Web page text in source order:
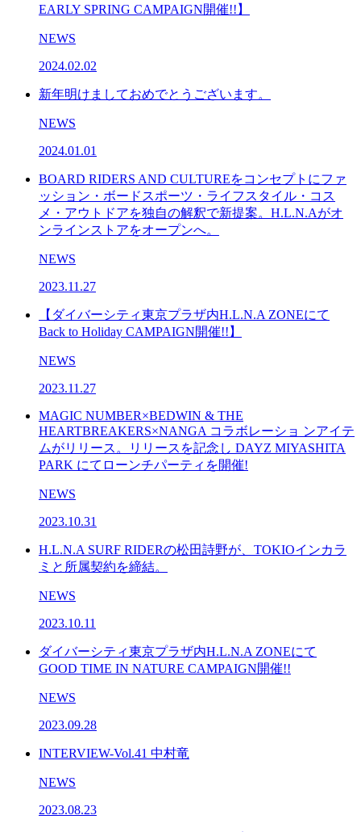
EARLY SPRING CAMPAIGN開催!!】
NEWS
2024.02.02
新年明けましておめでとうございます。
NEWS
2024.01.01
BOARD RIDERS AND CULTUREをコンセプトにファ
ッション・ボードスポーツ・ライフスタイル・コス
メ・アウトドアを独自の解釈で新提案。H.L.N.Aがオ
ンラインストアをオープンへ。
NEWS
2023.11.27
【ダイバーシティ東京プラザ内H.L.N.A ZONEにて
Back to Holiday CAMPAIGN開催!!】
NEWS
2023.11.27
MAGIC NUMBER×BEDWIN & THE
HEARTBREAKERS×NANGA コラボレーショ ンアイテ
ムがリリース。リリースを記念し DAYZ MIYASHITA
PARK にてローンチパーティを開催!
NEWS
2023.10.31
H.L.N.A SURF RIDERの松田詩野が、TOKIOインカラ
ミと所属契約を締結。
NEWS
2023.10.11
ダイバーシティ東京プラザ内H.L.N.A ZONEにて
GOOD TIME IN NATURE CAMPAIGN開催!!
NEWS
2023.09.28
INTERVIEW-Vol.41 中村竜
NEWS
2023.08.23